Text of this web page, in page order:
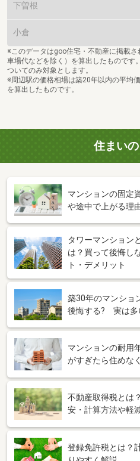
下曽根
小倉
※このデータはgoo住宅・不動産に掲載
車場代などを除く）を算出したものです
ついてのみ対象とします。
※周辺駅の価格相場は築20年以内の平均
を算出したものです。
住まい
マンションの固定
や途中で上がる理
タワーマンション
は？買って後悔し
ト・デメリット
築30年のマンショ
後悔する? 実は多
マンションの耐用
がすぎたら住めな
不動産取得税とは
安・計算方法や軽
登録免許税とは？